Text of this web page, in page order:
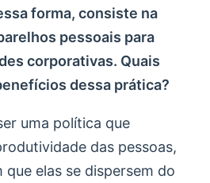
forma, consiste na
pessoais para
corporativas. Quais
dessa prática?
uma política que
das pessoas,
elas se dispersem do